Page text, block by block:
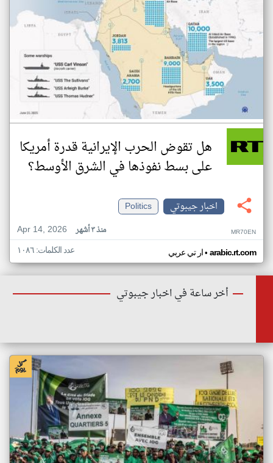
هل تقوض الحرب الإيرانية قدرة أمريكا
على بسط نفوذها في الشرق الأوسط؟
اخبار جيبوتي
Politics
Apr 14, 2026
منذ ٣ أشهر MR70EN
ار تي عربي• arabic.rt.com عدد الكلمات: ١٠٨٦
أخر ساعة في اخبار جيبوتي